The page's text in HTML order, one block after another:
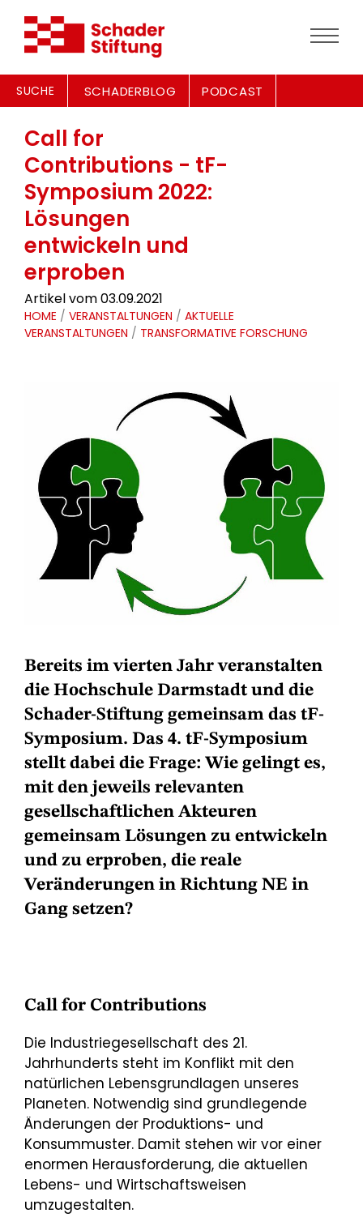
SUCHE SCHADERBLOG PODCAST
Call for
Contributions - tF-
Symposium 2022:
Lösungen
entwickeln und
erproben
Artikel vom 03.09.2021
HOME / VERANSTALTUNGEN / AKTUELLE
VERANSTALTUNGEN / TRANSFORMATIVE FORSCHUNG
Bereits im vierten Jahr veranstalten
die Hochschule Darmstadt und die
Schader-Stiftung gemeinsam das tF-
Symposium. Das 4. tF-Symposium
stellt dabei die Frage: Wie gelingt es,
mit den jeweils relevanten
gesellschaftlichen Akteuren
gemeinsam Lösungen zu entwickeln
und zu erproben, die reale
Veränderungen in Richtung NE in
Gang setzen?
Call for Contributions
Die Industriegesellschaft des 21.
Jahrhunderts steht im Konflikt mit den
natürlichen Lebensgrundlagen unseres
Planeten. Notwendig sind grundlegende
Änderungen der Produktions- und
Konsummuster. Damit stehen wir vor einer
enormen Herausforderung, die aktuellen
Lebens- und Wirtschaftsweisen
umzugestalten.